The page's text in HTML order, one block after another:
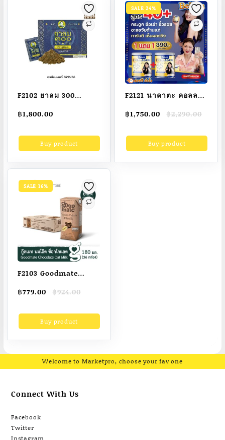
F2102 ยาลม 300
30 ซอง (ซื้อ4กล่องแถม
฿1,800.00
Buy product
SALE 24%
F2121 นาคาตะ คอลลา
NAKATA COLLAGEN
฿2,290.00
Original
was:
฿2,290.00.
฿1,750.00
Current
is:
฿1,750.00.Buy product
SALE 16%
F2103 Goodmate
Milk กู๊ดเมท นมโอ๊ต
ขนาด 180 มล. (1 ลัง :
฿924.00
Original
was:
฿924.00.
฿779.00
Current
is:
฿779.00.Buy product
Welcome to Marketpro, choose your fav one
Connect With Us
Facebook
Twitter
Instagram